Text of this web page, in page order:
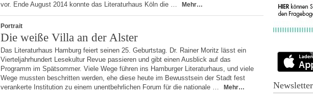
vor. Ende August 2014 konnte das Literaturhaus Köln die …
Mehr…
Portrait
Die weiße Villa an der Alster
Das Literaturhaus Hamburg feiert seinen 25. Geburtstag. Dr. Rainer Moritz lässt ein
Vierteljahrhundert Lesekultur Revue passieren und gibt einen Ausblick auf das
Programm im Spätsommer. Viele Wege führen ins Hamburger Literaturhaus, und viele
Wege mussten beschritten werden, ehe diese heute im Bewusstsein der Stadt fest
verankerte Institution zu einem unentbehrlichen Forum für die nationale …
Mehr…